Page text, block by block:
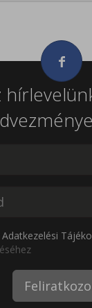
Adatkezelési